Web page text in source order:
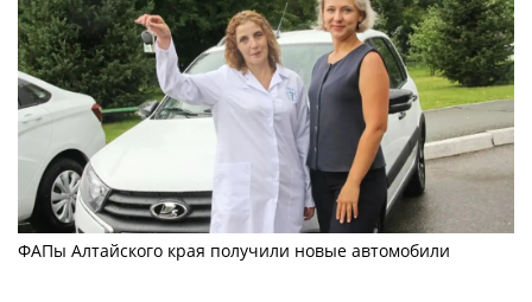
ФАПы Алтайского края получили новые автомобили